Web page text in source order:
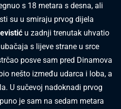
s 18 metara s desna, ali
su u smiraju prvog dijela
u zadnji trenutak uhvatio
s lijeve strane u srce
posve sam pred Dinamova
nešto između udarca i loba, a
U sučevoj nadoknadi prvog
je sam na sedam metara